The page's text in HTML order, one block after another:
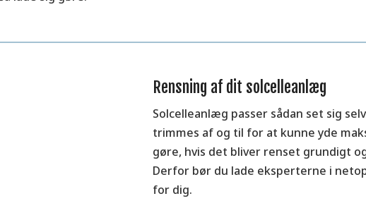
Rensning af dit solcelleanlæg
Solcelleanlæg passer sådan set sig
trimmes af og til for at kunne yde
gøre, hvis det bliver renset grundigt
Derfor bør du lade eksperterne i
for dig.